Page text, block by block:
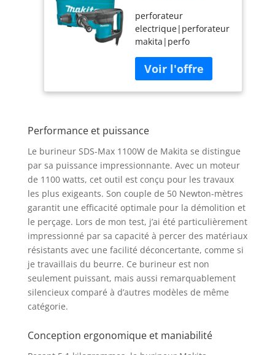
HM0870C
perforateur
electrique|perforateur
makita|perfo
makita|burineur sds
max|burineur
electrique
Performance et puissance
Le burineur SDS-Max 1100W de Makita se distingue
par sa puissance impressionnante. Avec un moteur
de 1100 watts, cet outil est conçu pour les travaux
les plus exigeants. Son couple de 50 Newton-mètres
garantit une efficacité optimale pour la démolition et
le perçage. Lors de mon test, j’ai été particulièrement
impressionné par sa capacité à percer des matériaux
résistants avec une facilité déconcertante, comme si
je travaillais du beurre. Ce burineur est non
seulement puissant, mais aussi remarquablement
silencieux comparé à d’autres modèles de même
catégorie.
Conception ergonomique et maniabilité